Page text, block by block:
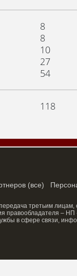
8
8
10
27
54
118
(все)
третьим
– НП
в сфере связи,